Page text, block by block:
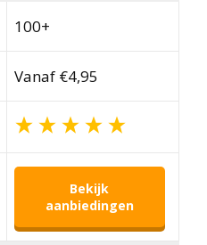
100+
Vanaf €4,95
Bekijk
aanbiedingen